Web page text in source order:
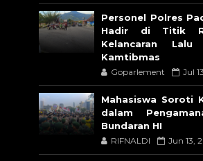
Personel Polres
Hadir di Titik
Kelancaran
Kamtibmas
Goparlement Jul
Mahasiswa Soroti
dalam
Bundaran HI
RIFNALDI Jun 13,